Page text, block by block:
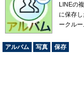
LINEの
に保存
ークル
アルバム
写真 保存